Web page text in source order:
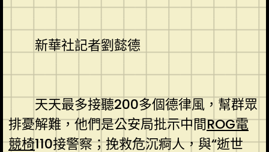
新華社記者劉懿德
天天最多接聽200多個德律風，幫群眾
排憂解難，他們是公安局批示中間ROG電
競椅110接警察；挽救危沉痾人，與“逝世